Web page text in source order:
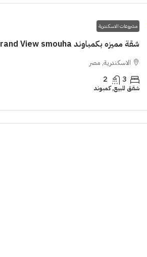
مشروعات الاسكندرية
شقة مميزه بكمباوند 173m Grand View smouha
الاسكندرية, مصر
3
2
شقق للبيع, كمبوند